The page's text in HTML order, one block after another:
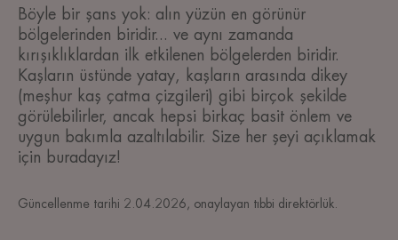
Böyle bir şans yok: alın yüzün en görünür
bölgelerinden biridir... ve aynı zamanda
kırışıklıklardan ilk etkilenen bölgelerden biridir.
Kaşların üstünde yatay, kaşların arasında dikey
(meşhur kaş çatma çizgileri) gibi birçok şekilde
görülebilirler, ancak hepsi birkaç basit önlem ve
uygun bakımla azaltılabilir. Size her şeyi açıklamak
için buradayız!
Güncellenme tarihi 2.04.2026 , onaylayan tıbbi direktörlük